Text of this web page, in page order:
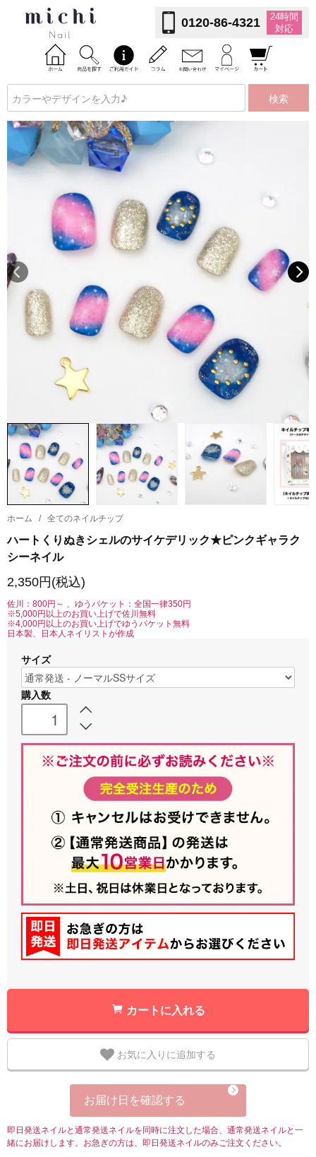
0120-86-4321
24時間
対応
検索
ホーム / 全てのネイルチップ
ハートくりぬきシェルのサイケデリック★ピンクギャラク
シーネイル
2,350円(税込)
佐川：800円～ 、ゆうパケット：全国一律350円
※5,000円以上のお買い上げで佐川無料
※4,000円以上のお買い上げでゆうパケット無料
日本製、日本人ネイリストが作成
サイズ
購入数
カートに入れる
お気に入りに追加する
お届け日を確認する
即日発送ネイルと通常発送ネイルを同時に注文した場合、通常発送ネイルと一
緒にお届けします。お急ぎの方は、即日発送ネイルのみご注文ください。